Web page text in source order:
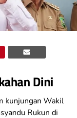
Dini
kunjungan Wakil
Rukun di